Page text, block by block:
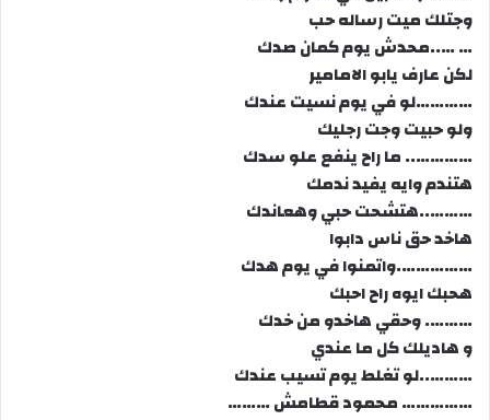
وجتلك ميت رساله حب
… …..محدش يوم كمان صدك
لكن عارف يابو الامامير
…………لو في يوم نسيت عندك
ولو حبيت وجت رجليك
………….. ما راح ينفع علو سدك
هتندم وايه يفيد ندمك
………..هتشحت حبي وهعاندك
هاخد حق ناس دابوا
…………….واتمنوا في يوم هدك
هحبك ايوه راح احبك
………. وحقي هاخدو من خدك
و هاديلك كل ما عندي
………..لو تغلط يوم تسيب عندك
…………… محمود قطامش ………